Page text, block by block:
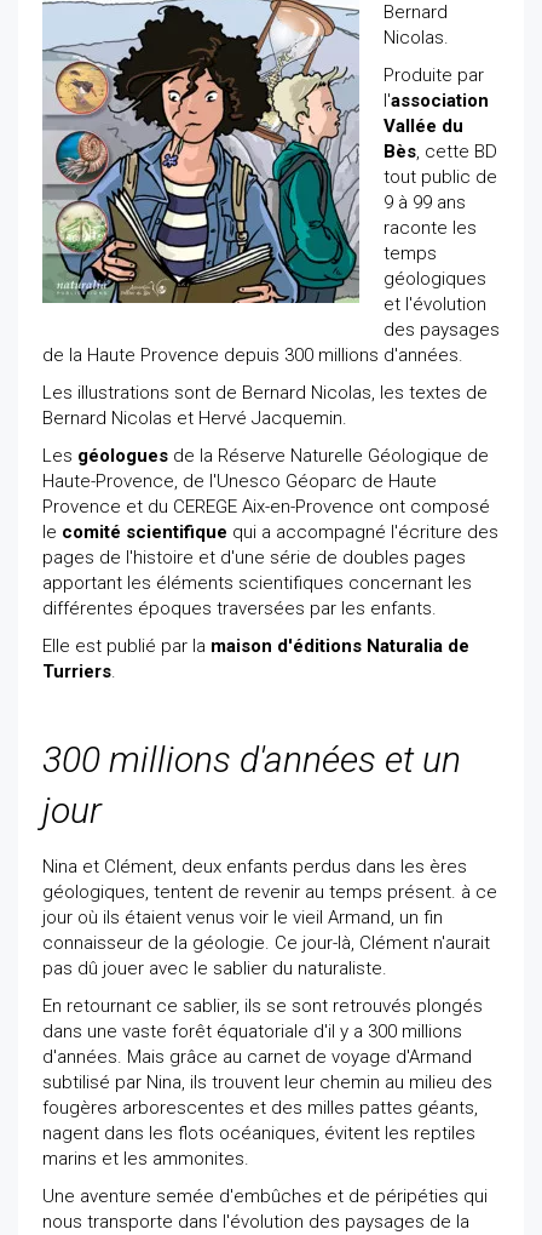
Bernard
Nicolas.
Produite par
l'association
Vallée du
Bès, cette BD
tout public de
9 à 99 ans
raconte les
temps
géologiques
et l'évolution
des paysages
de la Haute Provence depuis 300 millions d'années.
Les illustrations sont de Bernard Nicolas, les textes de
Bernard Nicolas et Hervé Jacquemin.
Les géologues de la Réserve Naturelle Géologique de
Haute-Provence, de l'Unesco Géoparc de Haute
Provence et du CEREGE Aix-en-Provence ont composé
le comité scientifique qui a accompagné l'écriture des
pages de l'histoire et d'une série de doubles pages
apportant les éléments scientifiques concernant les
différentes époques traversées par les enfants.
Elle est publié par la maison d'éditions Naturalia de
Turriers.
300 millions d'années et un
jour
Nina et Clément, deux enfants perdus dans les ères
géologiques, tentent de revenir au temps présent. à ce
jour où ils étaient venus voir le vieil Armand, un fin
connaisseur de la géologie. Ce jour-là, Clément n'aurait
pas dû jouer avec le sablier du naturaliste.
En retournant ce sablier, ils se sont retrouvés plongés
dans une vaste forêt équatoriale d'il y a 300 millions
d'années. Mais grâce au carnet de voyage d'Armand
subtilisé par Nina, ils trouvent leur chemin au milieu des
fougères arborescentes et des milles pattes géants,
nagent dans les flots océaniques, évitent les reptiles
marins et les ammonites.
Une aventure semée d'embûches et de péripéties qui
nous transporte dans l'évolution des paysages de la